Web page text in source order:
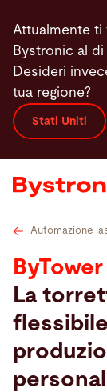
contenuto
principale
Attualmente
Bystronic al
Desideri
tua regione?
Stati Uniti
Macchine
Servizi
Newsroom
Azienda
Automazione
ByTower
La